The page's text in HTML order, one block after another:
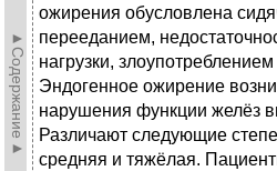
►Содержание►
ожирения обусловлена
перееданием,
нагрузки,
Эндогенное ожирение
нарушения функции желёз
Различают следующие
средняя и тяжёлая.